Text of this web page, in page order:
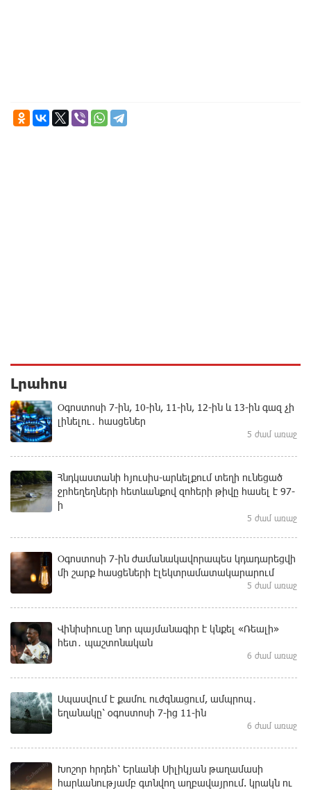
Լրահոս
Օգոստոսի 7-ին, 10-ին, 11-ին, 12-ին և 13-ին գազ չի
լինելու․ հասցեներ
5 ժամ առաջ
Հնդկաստանի հյուսիս-արևելքում տեղի ունեցած
ջրհեղեղների հետևանքով զոհերի թիվը հասել է 97-
ի
5 ժամ առաջ
Օգոստոսի 7-ին ժամանակավորապես կդադարեցվի
մի շարք հասցեների էլեկտրամատակարարում
5 ժամ առաջ
Վինիսիուսը նոր պայմանագիր է կնքել «Ռեալի»
հետ․ պաշտոնական
6 ժամ առաջ
Սպասվում է քամու ուժգնացում, ամպրոպ․
եղանակը՝ օգոստոսի 7-ից 11-ին
6 ժամ առաջ
Խոշոր հրդեհ՝ Երևանի Սիլիկյան թաղամասի
հարևանությամբ գտնվող աղբավայրում. կրակն ու